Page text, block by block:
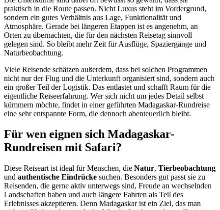
praktisch in die Route passen. Nicht Luxus steht im Vordergrund,
sondern ein gutes Verhältnis aus Lage, Funktionalität und
Atmosphäre. Gerade bei längeren Etappen ist es angenehm, an
Orten zu übernachten, die für den nächsten Reisetag sinnvoll
gelegen sind. So bleibt mehr Zeit für Ausflüge, Spaziergänge und
Naturbeobachtung.
Viele Reisende schätzen außerdem, dass bei solchen Programmen
nicht nur der Flug und die Unterkunft organisiert sind, sondern auch
ein großer Teil der Logistik. Das entlastet und schafft Raum für die
eigentliche Reiseerfahrung. Wer sich nicht um jedes Detail selbst
kümmern möchte, findet in einer geführten Madagaskar-Rundreise
eine sehr entspannte Form, die dennoch abenteuerlich bleibt.
Für wen eignen sich Madagaskar-
Rundreisen mit Safari?
Diese Reiseart ist ideal für Menschen, die Natur, Tierbeobachtung
und authentische Eindrücke suchen. Besonders gut passt sie zu
Reisenden, die gerne aktiv unterwegs sind, Freude an wechselnden
Landschaften haben und auch längere Fahrten als Teil des
Erlebnisses akzeptieren. Denn Madagaskar ist ein Ziel, das man